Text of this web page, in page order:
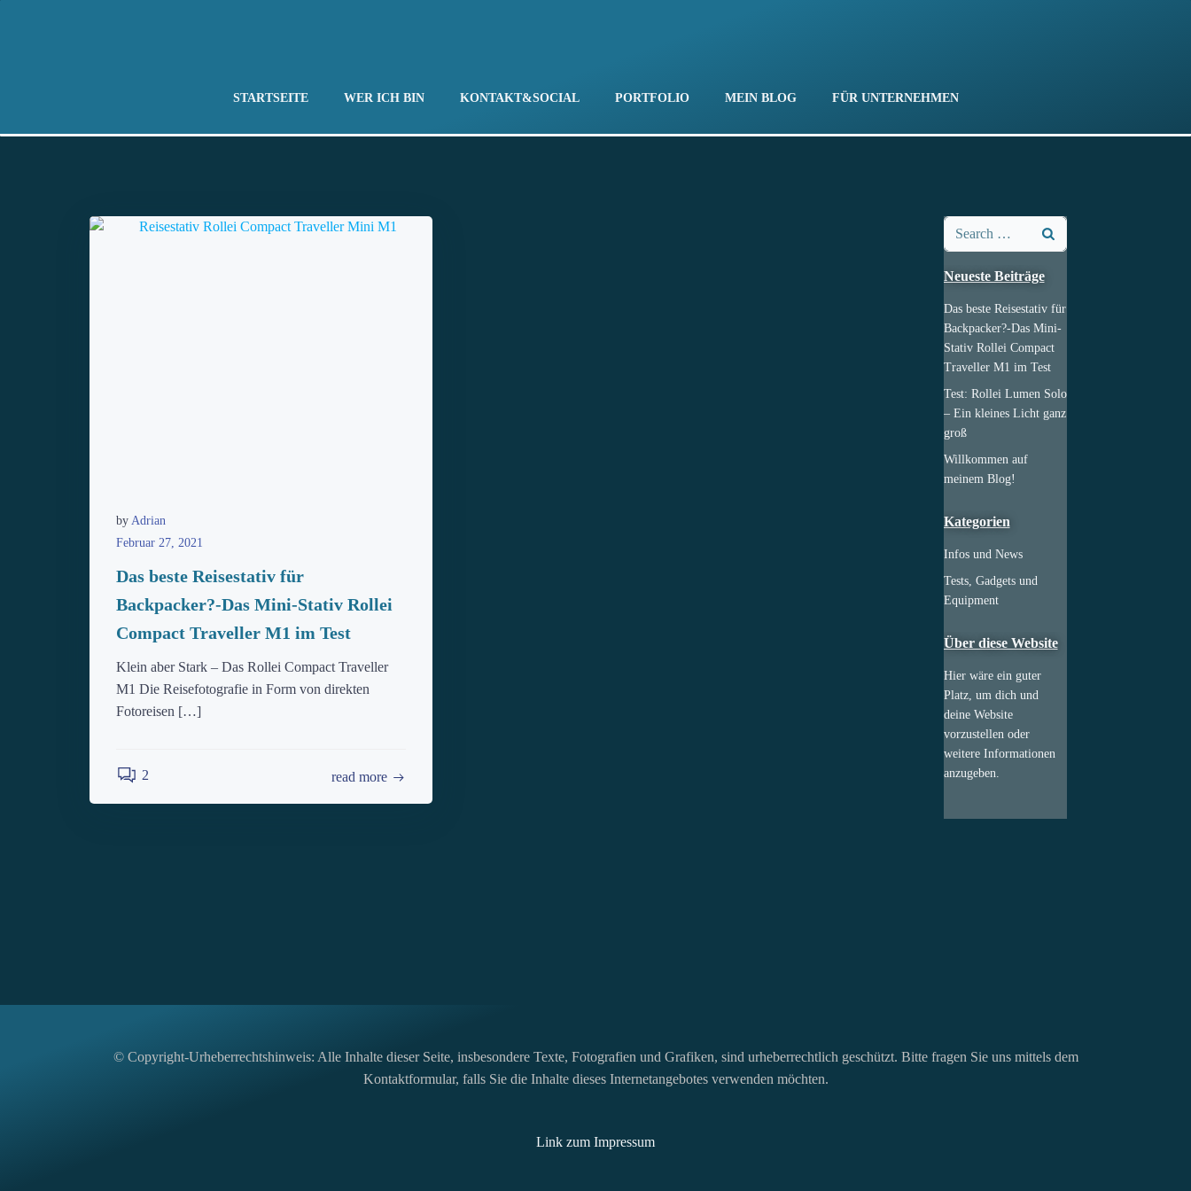
STARTSEITE WER ICH BIN KONTAKT&SOCIAL PORTFOLIO MEIN BLOG FÜR UNTERNEHMEN
by Adrian
Februar 27, 2021
Das beste Reisestativ für
Backpacker?-Das Mini-Stativ Rollei
Compact Traveller M1 im Test
Klein aber Stark – Das Rollei Compact Traveller
M1 Die Reisefotografie in Form von direkten
Fotoreisen […]
2 read more
Search
for:
Neueste Beiträge
Das beste Reisestativ für
Backpacker?-Das Mini-
Stativ Rollei Compact
Traveller M1 im Test
Test: Rollei Lumen Solo
– Ein kleines Licht ganz
groß
Willkommen auf
meinem Blog!
Kategorien
Infos und News
Tests, Gadgets und
Equipment
Über diese Website
Hier wäre ein guter
Platz, um dich und
deine Website
vorzustellen oder
weitere Informationen
anzugeben.
© Copyright-Urheberrechtshinweis: Alle Inhalte dieser Seite, insbesondere Texte, Fotografien und Grafiken, sind urheberrechtlich geschützt. Bitte fragen Sie uns mittels dem
Kontaktformular, falls Sie die Inhalte dieses Internetangebotes verwenden möchten.
Link zum Impressum